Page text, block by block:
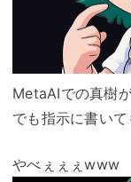
MetaAIでの真樹
でも指示に書い
やべぇぇぇwww